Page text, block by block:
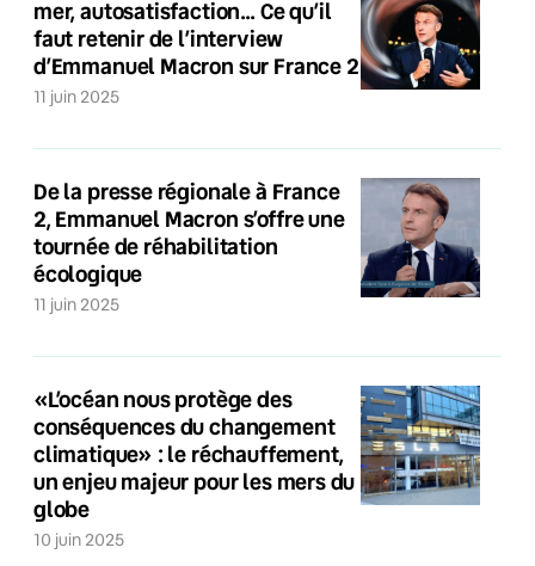
mer, autosatisfaction… Ce qu’il
faut retenir de l’interview
d’Emmanuel Macron sur France 2
11 juin 2025
De la presse régionale à France
2, Emmanuel Macron s’offre une
tournée de réhabilitation
écologique
11 juin 2025
«L’océan nous protège des
conséquences du changement
climatique» : le réchauffement,
un enjeu majeur pour les mers du
globe
10 juin 2025